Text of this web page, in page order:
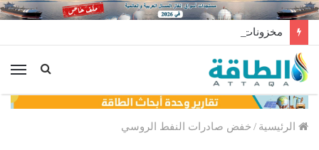
الرئيسية / خفض صادرات النفط الروسي